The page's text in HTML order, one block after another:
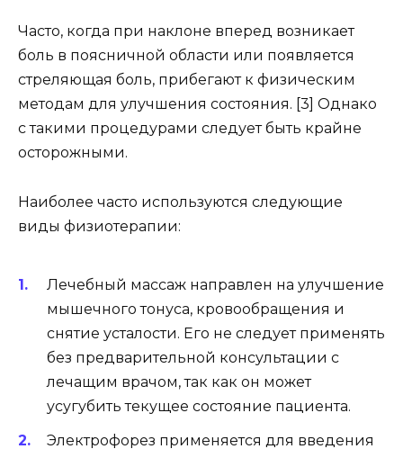
Часто, когда при наклоне вперед возникает
боль в поясничной области или появляется
стреляющая боль, прибегают к физическим
методам для улучшения состояния. [3] Однако
с такими процедурами следует быть крайне
осторожными.
Наиболее часто используются следующие
виды физиотерапии:
Лечебный массаж направлен на улучшение
мышечного тонуса, кровообращения и
снятие усталости. Его не следует применять
без предварительной консультации с
лечащим врачом, так как он может
усугубить текущее состояние пациента.
Электрофорез применяется для введения